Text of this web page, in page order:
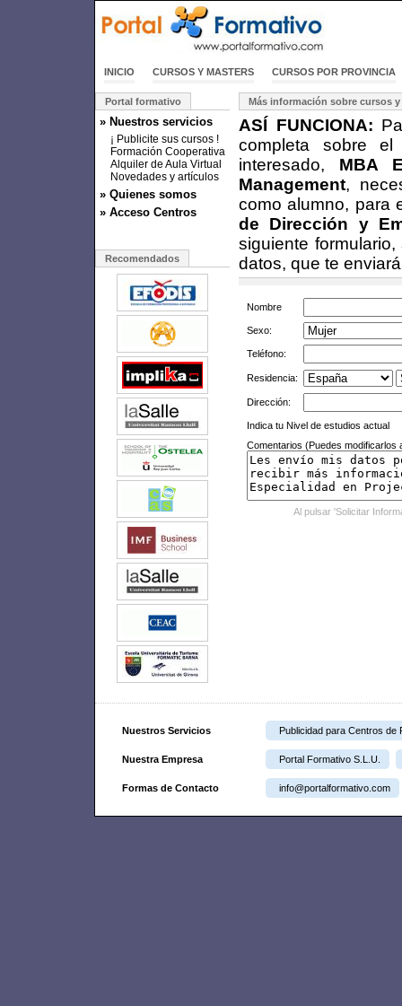
INICIO CURSOS Y MASTERS CURSOS POR PROVINCIA
Portal formativo
» Nuestros servicios
¡ Publicite sus cursos !
Formación Cooperativa
Alquiler de Aula Virtual
Novedades y artículos
» Quienes somos
» Acceso Centros
Recomendados
Más información sobre cursos y
ASÍ FUNCIONA:
completa sobre
interesado, MBA
Management,
como alumno, para
de Dirección y
siguiente
datos, que te
Nombre
Sexo:
Teléfono:
Residencia:
Dirección:
Indica tu Nivel de estudios actual
Comentarios (Puedes modificarlos
Al pulsar 'Solicitar
Nuestros Servicios Publicidad para Centros de
Nuestra Empresa Portal Formativo S.L.U.
Formas de Contacto info@portalformativo.com